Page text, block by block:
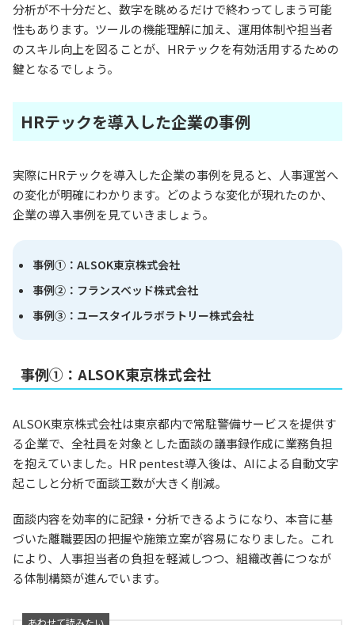
分析が不十分だと、数字を眺めるだけで終わってしまう可能
性もあります。ツールの機能理解に加え、運用体制や担当者
のスキル向上を図ることが、HRテックを有効活用するための
鍵となるでしょう。
HRテックを導入した企業の事例
実際にHRテックを導入した企業の事例を見ると、人事運営へ
の変化が明確にわかります。どのような変化が現れたのか、
企業の導入事例を見ていきましょう。
事例①：ALSOK東京株式会社
事例②：フランスベッド株式会社
事例③：ユースタイルラボラトリー株式会社
事例①：ALSOK東京株式会社
ALSOK東京株式会社は東京都内で常駐警備サービスを提供す
る企業で、全社員を対象とした面談の議事録作成に業務負担
を抱えていました。HR pentest導入後は、AIによる自動文字
起こしと分析で面談工数が大きく削減。
面談内容を効率的に記録・分析できるようになり、本音に基
づいた離職要因の把握や施策立案が容易になりました。これ
により、人事担当者の負担を軽減しつつ、組織改善につなが
る体制構築が進んでいます。